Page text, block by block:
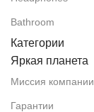
Bathroom
Категории
Яркая планета
Миссия компании
Гарантии